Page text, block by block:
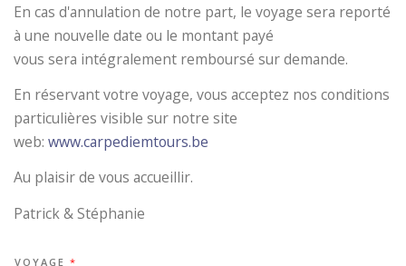
En cas d'annulation de notre part, le voyage sera reporté
à une nouvelle date ou le montant payé
vous sera intégralement remboursé sur demande.
En réservant votre voyage, vous acceptez nos conditions
particulières visible sur notre site
web: www.carpediemtours.be
Au plaisir de vous accueillir.
Patrick & Stéphanie
VOYAGE *